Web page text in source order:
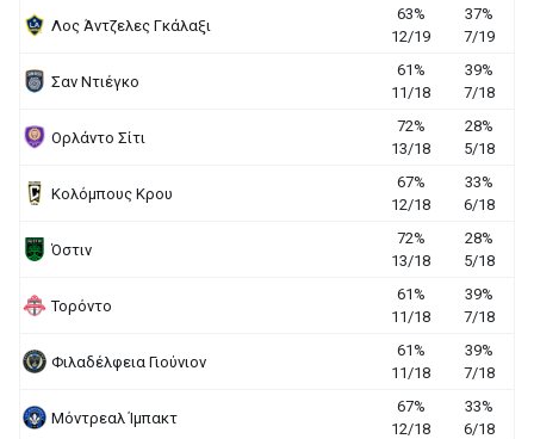
Λος Άντζελες Γκάλαξι
63%
12/19
37%
7/19
Σαν Ντιέγκο
61%
11/18
39%
7/18
Ορλάντο Σίτι
72%
13/18
28%
5/18
Κολόμπους Κρου
67%
12/18
33%
6/18
Όστιν
72%
13/18
28%
5/18
Τορόντο
61%
11/18
39%
7/18
Φιλαδέλφεια Γιούνιον
61%
11/18
39%
7/18
Μόντρεαλ Ίμπακτ
67%
12/18
33%
6/18